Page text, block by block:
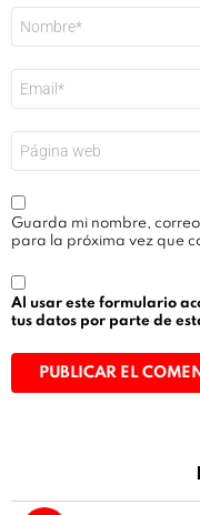
electrónico
*
Guarda mi nombre,
para la próxima vez que
Al usar este formulario
tus datos por parte de